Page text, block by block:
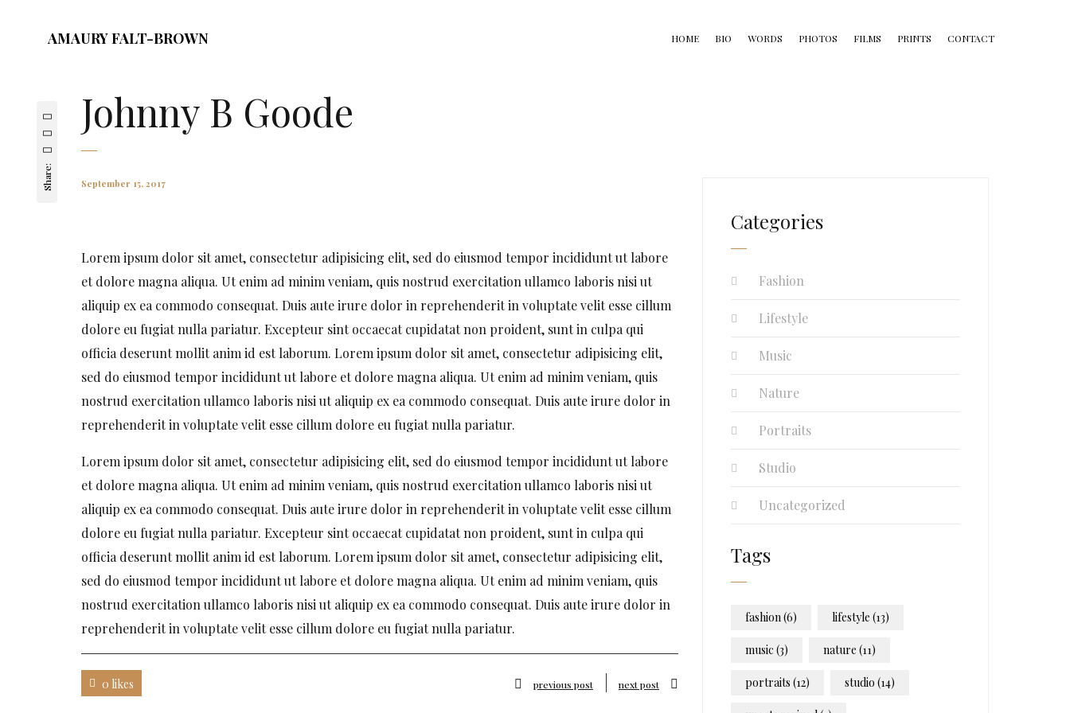
AMAURY FALT-BROWN HOME BIO WORDS PHOTOS FILMS PRINTS CONTACT
Johnny B Goode
Share: September 15, 2017
Lorem ipsum dolor sit amet, consectetur adipisicing elit, sed do eiusmod tempor incididunt ut labore
et dolore magna aliqua. Ut enim ad minim veniam, quis nostrud exercitation ullamco laboris nisi ut
aliquip ex ea commodo consequat. Duis aute irure dolor in reprehenderit in voluptate velit esse cillum
dolore eu fugiat nulla pariatur. Excepteur sint occaecat cupidatat non proident, sunt in culpa qui
officia deserunt mollit anim id est laborum. Lorem ipsum dolor sit amet, consectetur adipisicing elit,
sed do eiusmod tempor incididunt ut labore et dolore magna aliqua. Ut enim ad minim veniam, quis
nostrud exercitation ullamco laboris nisi ut aliquip ex ea commodo consequat. Duis aute irure dolor in
reprehenderit in voluptate velit esse cillum dolore eu fugiat nulla pariatur.
Lorem ipsum dolor sit amet, consectetur adipisicing elit, sed do eiusmod tempor incididunt ut labore
et dolore magna aliqua. Ut enim ad minim veniam, quis nostrud exercitation ullamco laboris nisi ut
aliquip ex ea commodo consequat. Duis aute irure dolor in reprehenderit in voluptate velit esse cillum
dolore eu fugiat nulla pariatur. Excepteur sint occaecat cupidatat non proident, sunt in culpa qui
officia deserunt mollit anim id est laborum. Lorem ipsum dolor sit amet, consectetur adipisicing elit,
sed do eiusmod tempor incididunt ut labore et dolore magna aliqua. Ut enim ad minim veniam, quis
nostrud exercitation ullamco laboris nisi ut aliquip ex ea commodo consequat. Duis aute irure dolor in
reprehenderit in voluptate velit esse cillum dolore eu fugiat nulla pariatur.
0 likes previous post next post
Categories
Fashion
Lifestyle
Music
Nature
Portraits
Studio
Uncategorized
Tags
fashion(6) lifestyle (13)
music (3) nature (11)
portraits (12) studio (14)